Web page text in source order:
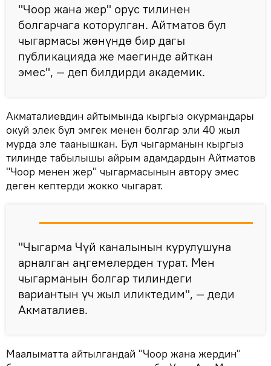
"Чоор жана жер" орус тилинен
болгарчага которулган. Айтматов бул
чыгармасы жөнүндө бир дагы
публикацияда же маегинде айткан
эмес", — деп билдирди академик.
Акматалиевдин айтымында кыргыз окурмандары
окуй элек бул эмгек менен болгар эли 40 жыл
мурда эле таанышкан. Бул чыгарманын кыргыз
тилинде табылышы айрым адамдардын Айтматов
"Чоор менен жер" чыгармасынын автору эмес
деген кептерди жокко чыгарат.
"Чыгарма Чүй каналынын курулушуна
арналган аңгемелерден турат. Мен
чыгарманын болгар тилиндеги
вариантын үч жыл иликтедим", — деди
Акматалиев.
Маалыматта айтылгандай "Чоор жана жердин"